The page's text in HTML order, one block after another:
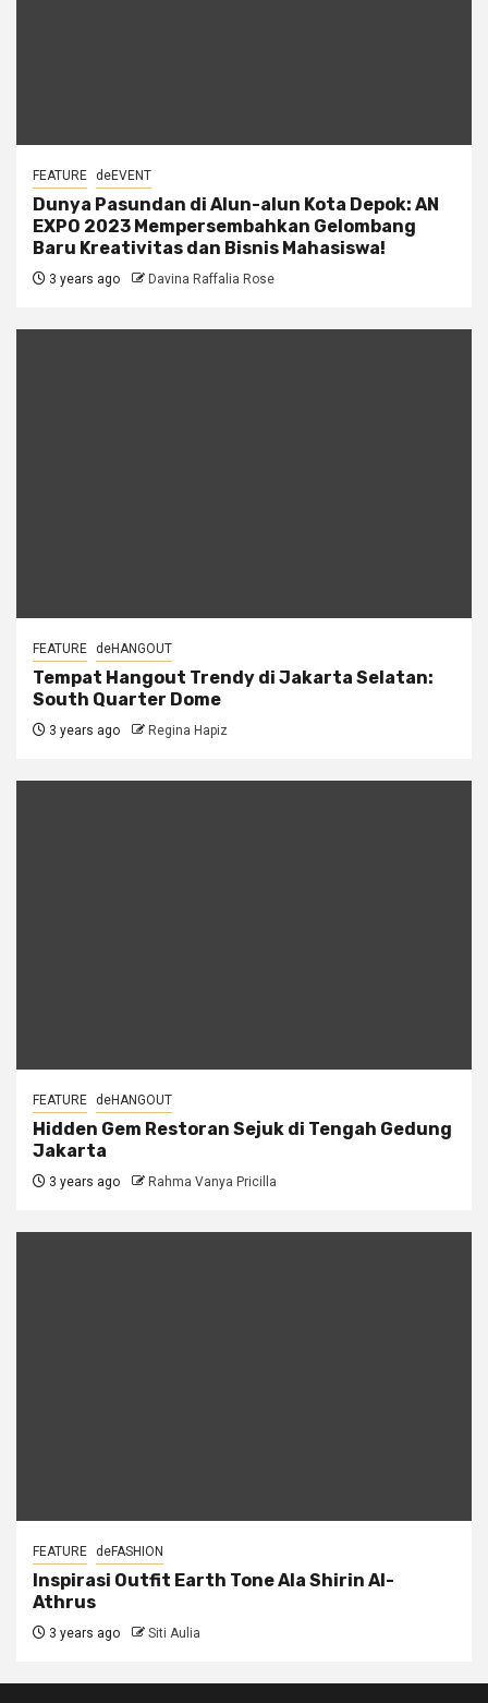
FEATURE deEVENT
Dunya Pasundan di Alun-alun Kota Depok: AN
EXPO 2023 Mempersembahkan Gelombang
Baru Kreativitas dan Bisnis Mahasiswa!
3 years ago Davina Raffalia Rose
FEATURE deHANGOUT
Tempat Hangout Trendy di Jakarta Selatan:
South Quarter Dome
3 years ago Regina Hapiz
FEATURE deHANGOUT
Hidden Gem Restoran Sejuk di Tengah Gedung
Jakarta
3 years ago Rahma Vanya Pricilla
FEATURE deFASHION
Inspirasi Outfit Earth Tone Ala Shirin Al-
Athrus
3 years ago Siti Aulia